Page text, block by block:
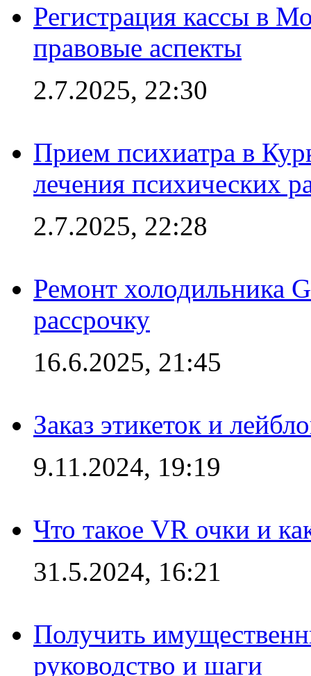
Регистрация кассы в
правовые аспекты
2.7.2025, 22:30
Прием психиатра в
лечения психических
2.7.2025, 22:28
Ремонт холодильника
рассрочку
16.6.2025, 21:45
Заказ этикеток и
9.11.2024, 19:19
Что такое VR очки и
31.5.2024, 16:21
Получить
руководство и шаги